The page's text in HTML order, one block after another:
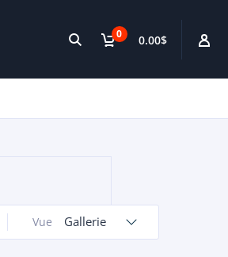
0 0.00$
Vue Gallerie